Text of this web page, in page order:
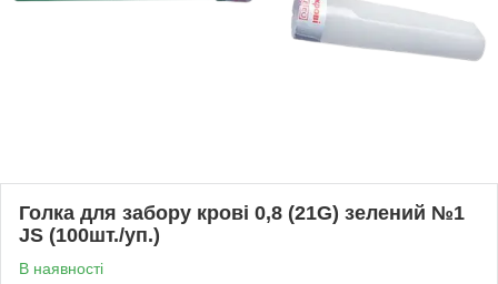
Голка для забору крові 0,8 (21G) зелений №1
JS (100шт./уп.)
В наявності